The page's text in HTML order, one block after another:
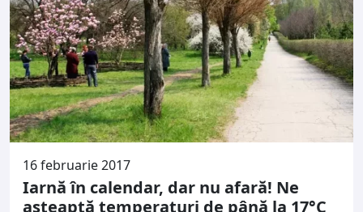
16 februarie 2017
Iarnă în calendar, dar nu afară! Ne
aşteaptă temperaturi de până la 17°C